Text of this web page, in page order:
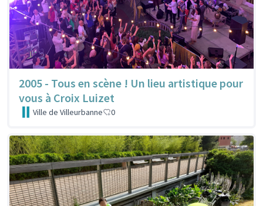
2005 - Tous en scène ! Un lieu artistique pour
vous à Croix Luizet
Ville de Villeurbanne 0